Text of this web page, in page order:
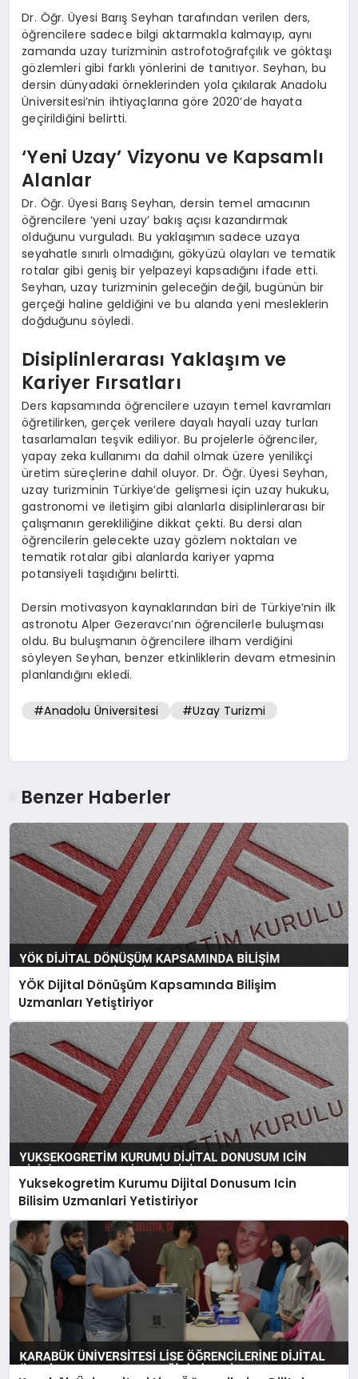
Dr. Öğr. Üyesi Barış Seyhan tarafından verilen ders,
öğrencilere sadece bilgi aktarmakla kalmayıp, aynı
zamanda uzay turizminin astrofotoğrafçılık ve göktaşı
gözlemleri gibi farklı yönlerini de tanıtıyor. Seyhan, bu
dersin dünyadaki örneklerinden yola çıkılarak Anadolu
Üniversitesi’nin ihtiyaçlarına göre 2020’de hayata
geçirildiğini belirtti.
‘Yeni Uzay’ Vizyonu ve Kapsamlı
Alanlar
Dr. Öğr. Üyesi Barış Seyhan, dersin temel amacının
öğrencilere ‘yeni uzay’ bakış açısı kazandırmak
olduğunu vurguladı. Bu yaklaşımın sadece uzaya
seyahatle sınırlı olmadığını, gökyüzü olayları ve tematik
rotalar gibi geniş bir yelpazeyi kapsadığını ifade etti.
Seyhan, uzay turizminin geleceğin değil, bugünün bir
gerçeği haline geldiğini ve bu alanda yeni mesleklerin
doğduğunu söyledi.
Disiplinlerarası Yaklaşım ve
Kariyer Fırsatları
Ders kapsamında öğrencilere uzayın temel kavramları
öğretilirken, gerçek verilere dayalı hayali uzay turları
tasarlamaları teşvik ediliyor. Bu projelerle öğrenciler,
yapay zeka kullanımı da dahil olmak üzere yenilikçi
üretim süreçlerine dahil oluyor. Dr. Öğr. Üyesi Seyhan,
uzay turizminin Türkiye’de gelişmesi için uzay hukuku,
gastronomi ve iletişim gibi alanlarla disiplinlerarası bir
çalışmanın gerekliliğine dikkat çekti. Bu dersi alan
öğrencilerin gelecekte uzay gözlem noktaları ve
tematik rotalar gibi alanlarda kariyer yapma
potansiyeli taşıdığını belirtti.
Dersin motivasyon kaynaklarından biri de Türkiye’nin ilk
astronotu Alper Gezeravcı’nın öğrencilerle buluşması
oldu. Bu buluşmanın öğrencilere ilham verdiğini
söyleyen Seyhan, benzer etkinliklerin devam etmesinin
planlandığını ekledi.
#Anadolu Üniversitesi #Uzay Turizmi
Benzer Haberler
YÖK Dijital Dönüşüm Kapsamında Bilişim
Uzmanları Yetiştiriyor
Yuksekogretim Kurumu Dijital Donusum Icin
Bilisim Uzmanlari Yetistiriyor